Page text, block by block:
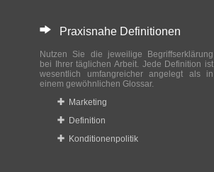
Praxisnahe Definitionen
Nutzen Sie die jeweilige Begriffserklärung
bei Ihrer täglichen Arbeit. Jede Definition ist
wesentlich umfangreicher angelegt als in
einem gewöhnlichen Glossar.
Marketing
Definition
Konditionenpolitik